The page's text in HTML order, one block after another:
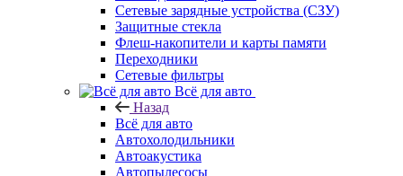
Сетевые зарядные устройства (СЗУ)
Защитные стекла
Флеш-накопители и карты памяти
Переходники
Сетевые фильтры
Всё для авто
Назад
Всё для авто
Автохолодильники
Автоакустика
Автопылесосы